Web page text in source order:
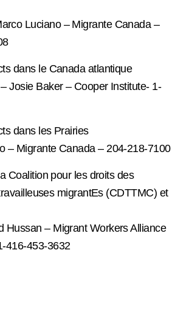
Luciano – Migrante Canada –
dans le Canada atlantique
Josie Baker – Cooper Institute- 1-
dans les Prairies
– Migrante Canada – 204-218-7100
Coalition pour les droits des
migrantEs (CDTTMC) et
Hussan – Migrant Workers Alliance
416-453-3632